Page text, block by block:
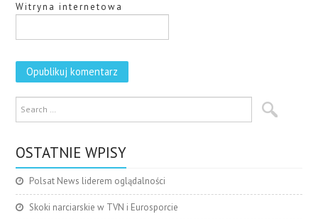
Witryna internetowa
OSTATNIE WPISY
Polsat News liderem oglądalności
Skoki narciarskie w TVN i Eurosporcie